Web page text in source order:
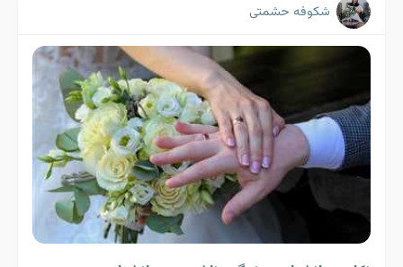
شکوفه حشمتی